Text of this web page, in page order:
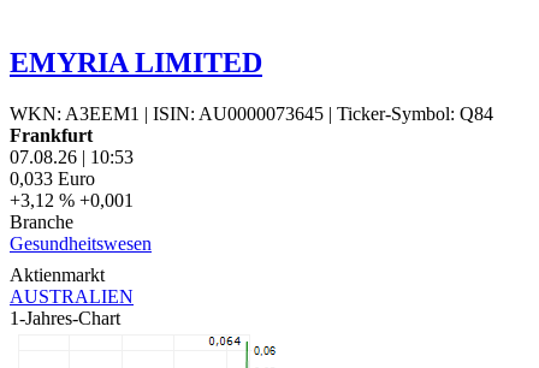
EMYRIA LIMITED
WKN: A3EEM1 | ISIN: AU0000073645 | Ticker-Symbol: Q84
Frankfurt
07.08.26 | 10:53
0,033 Euro
+3,12 % +0,001
Branche
Gesundheitswesen
Aktienmarkt
AUSTRALIEN
1-Jahres-Chart